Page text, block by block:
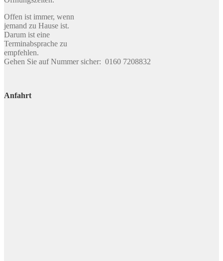
Offen ist immer, wenn
jemand zu Hause ist.
Darum ist eine
Terminabsprache zu
empfehlen.
Gehen Sie auf Nummer sicher: 0160 7208832
Anfahrt